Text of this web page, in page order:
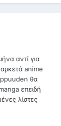
αντί για
anime
θα
επειδή
λίστες